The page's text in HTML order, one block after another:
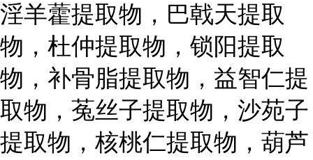
淫羊藿提取物，巴戟天提取
物，杜仲提取物，锁阳提取
物，补骨脂提取物，益智仁提
取物，菟丝子提取物，沙苑子
提取物，核桃仁提取物，葫芦